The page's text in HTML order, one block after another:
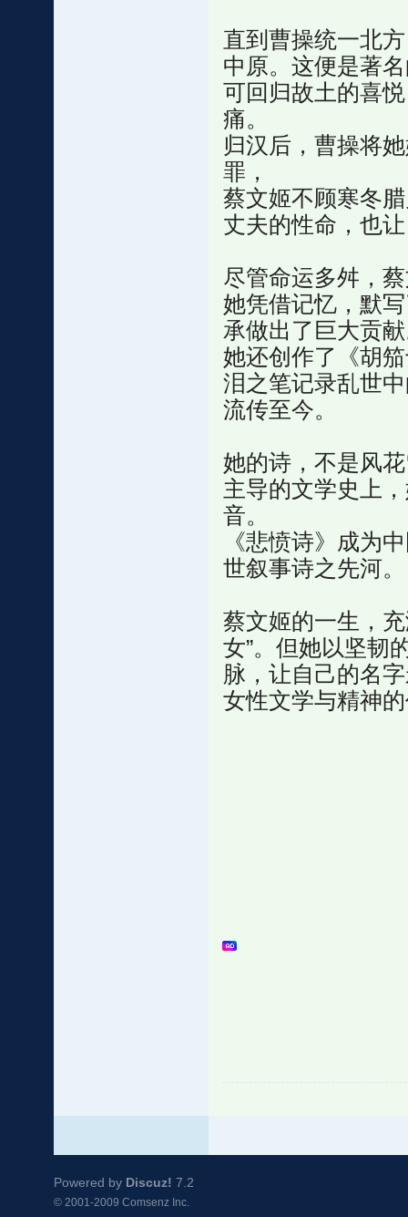
直到曹操统一北
中原。这便是著
可回归故土的喜
痛。
归汉后，曹操将
罪，
蔡文姬不顾寒冬
丈夫的性命，也
尽管命运多舛，
她凭借记忆，默
承做出了巨大贡
她还创作了《胡
泪之笔记录乱世
流传至今。
她的诗，不是风
主导的文学史上
音。
《悲愤诗》成为
世叙事诗之先河。
蔡文姬的一生，
女”。但她以坚韧
脉，让自己的名
女性文学与精神
Powered by Discuz! 7.2
© 2001-2009 Comsenz Inc.